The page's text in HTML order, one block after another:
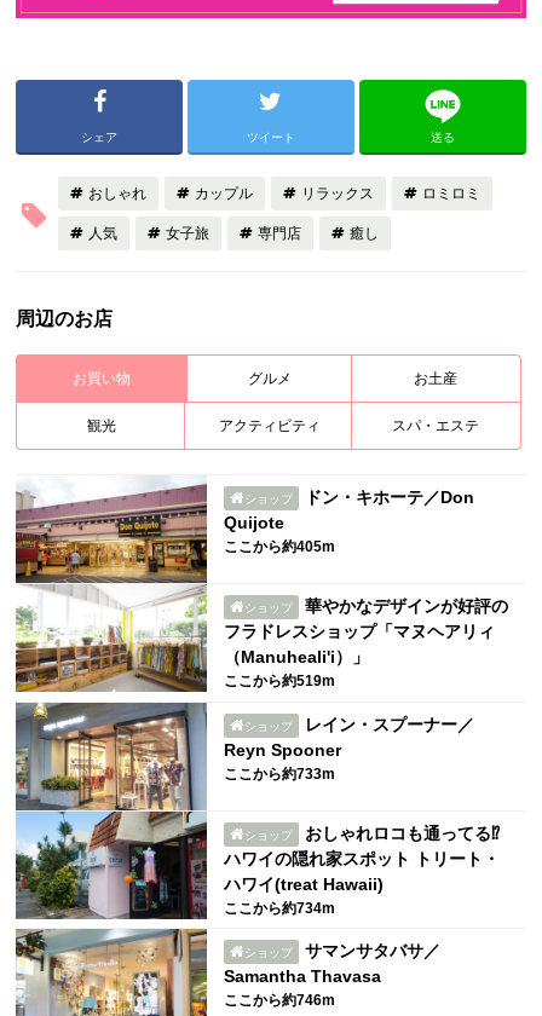
シェア ツイート 送る
おしゃれ カップル リラックス ロミロミ
人気 女子旅 専門店 癒し
周辺のお店
お買い物 グルメ お土産
観光 アクティビティ スパ・エステ
ショップ
ドン・キホーテ／Don
Quijote
ここから約405m
ショップ
華やかなデザインが好評の
フラドレスショップ「マヌヘアリィ
（Manuheali'i）」
ここから約519m
ショップ
レイン・スプーナー／
Reyn Spooner
ここから約733m
ショップ
おしゃれロコも通ってる⁉︎
ハワイの隠れ家スポット トリート・
ハワイ(treat Hawaii)
ここから約734m
ショップ
サマンサタバサ／
Samantha Thavasa
ここから約746m